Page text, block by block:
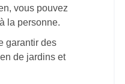
vous pouvez
la personne.
garantir des
de jardins et